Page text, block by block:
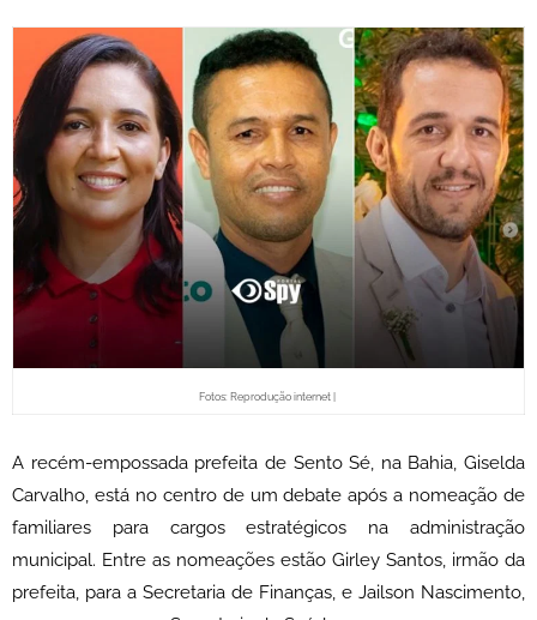
Fotos: Reprodução internet |
A recém-empossada prefeita de Sento Sé, na Bahia, Giselda
Carvalho, está no centro de um debate após a nomeação de
familiares para cargos estratégicos na administração
municipal. Entre as nomeações estão Girley Santos, irmão da
prefeita, para a Secretaria de Finanças, e Jailson Nascimento,